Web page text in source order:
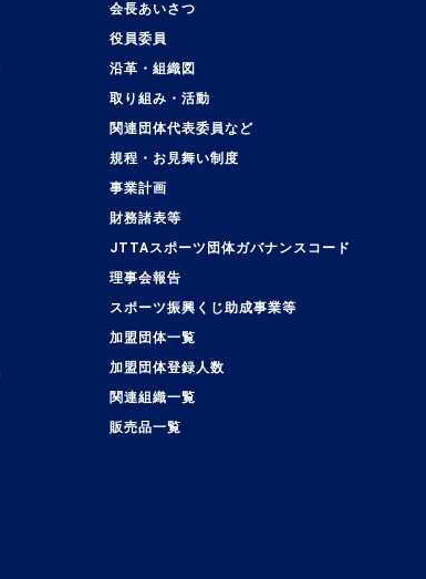
会長あいさつ
役員委員
沿革・組織図
取り組み・活動
関連団体代表委員など
規程・お見舞い制度
事業計画
財務諸表等
JTTAスポーツ団体ガバナンスコード
理事会報告
スポーツ振興くじ助成事業等
加盟団体一覧
加盟団体登録人数
関連組織一覧
販売品一覧